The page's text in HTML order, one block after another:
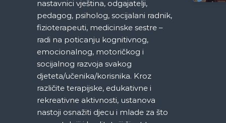
j
a
č
l
a
nastavnici vještina, odgajatelji,
pedagog, psiholog, socijalani radnik,
fizioterapeuti, medicinske sestre –
radi na poticanju kognitivnog,
emocionalnog, motoričkog i
socijalnog razvoja svakog
djeteta/učenika/korisnika. Kroz
različite terapijske, edukativne i
rekreativne aktivnosti, ustanova
nastoji osnažiti djecu i mlade za što